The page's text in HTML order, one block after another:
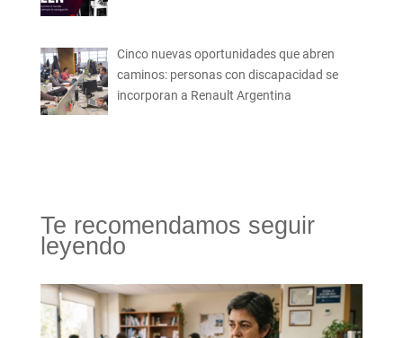
Cinco nuevas oportunidades que abren
caminos: personas con discapacidad se
incorporan a Renault Argentina
Te recomendamos seguir
leyendo